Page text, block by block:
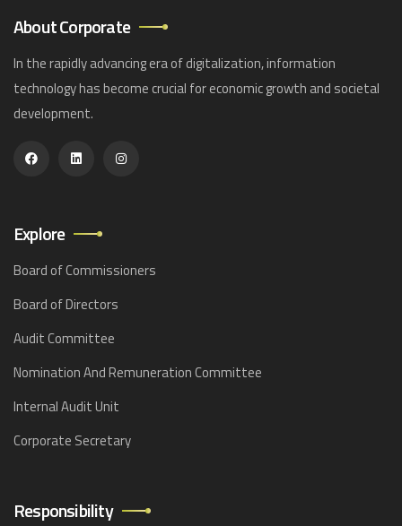
About Corporate
In the rapidly advancing era of digitalization, information
technology has become crucial for economic growth and societal
development.
Explore
Board of Commissioners
Board of Directors
Audit Committee
Nomination And Remuneration Committee
Internal Audit Unit
Corporate Secretary
Responsibility